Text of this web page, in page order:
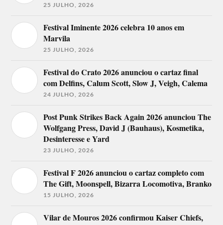
25 JULHO, 2026
Festival Iminente 2026 celebra 10 anos em
Marvila
25 JULHO, 2026
Festival do Crato 2026 anunciou o cartaz final
com Delfins, Calum Scott, Slow J, Veigh, Calema
24 JULHO, 2026
Post Punk Strikes Back Again 2026 anunciou The
Wolfgang Press, David J (Bauhaus), Kosmetika,
Desinteresse e Yard
23 JULHO, 2026
Festival F 2026 anunciou o cartaz completo com
The Gift, Moonspell, Bizarra Locomotiva, Branko
15 JULHO, 2026
Vilar de Mouros 2026 confirmou Kaiser Chiefs,